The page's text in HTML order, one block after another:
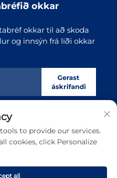
okkar
okkar til að skoda
og innsýn frá liði okkar
Gerast
áskrifandi
Tianji Transmission
réttindum umsótt
Stefna
to provide our services.
cookies, click Personalize
all